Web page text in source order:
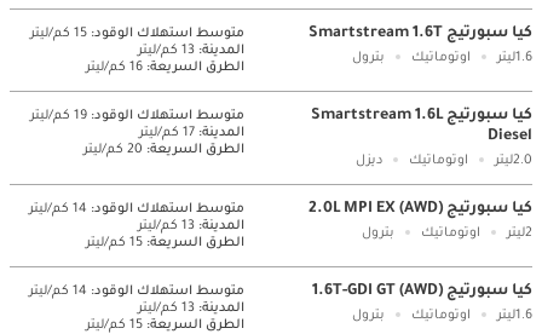
كيا سبورتيج Smartstream 1.6T
1.6ليتر اوتوماتيك بترول
متوسط ​​استهلاك الوقود: 15 كم/ليتر
المدينة: 13 كم/ليتر
الطرق السريعة: 16 كم/ليتر
كيا سبورتيج Smartstream 1.6L
Diesel
2.0ليتر اوتوماتيك ديزل
متوسط ​​استهلاك الوقود: 19 كم/ليتر
المدينة: 17 كم/ليتر
الطرق السريعة: 20 كم/ليتر
كيا سبورتيج 2.0L MPI EX (AWD)
2ليتر اوتوماتيك بترول
متوسط ​​استهلاك الوقود: 14 كم/ليتر
المدينة: 13 كم/ليتر
الطرق السريعة: 15 كم/ليتر
كيا سبورتيج 1.6T-GDI GT (AWD)
1.6ليتر اوتوماتيك بترول
متوسط ​​استهلاك الوقود: 14 كم/ليتر
المدينة: 13 كم/ليتر
الطرق السريعة: 15 كم/ليتر